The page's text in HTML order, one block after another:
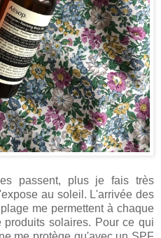
passent, plus je fais très
au soleil. L'arrivée des
me permettent à chaque
solaires. Pour ce qui